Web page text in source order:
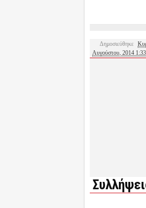
Δημοσιεύθηκε
Αυγούστου, 2014